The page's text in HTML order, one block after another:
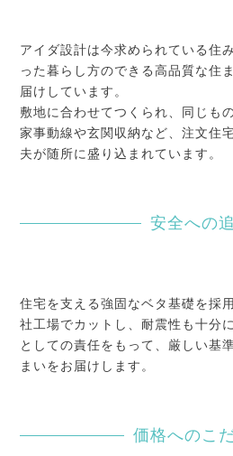
アイダ設計は今求められている住
った暮らし方のできる高品質な住
届けしています。
敷地に合わせてつくられ、同じも
家事動線や玄関収納など、注文住
夫が随所に盛り込まれています。
安全への
住宅を支える強固なベタ基礎を採
社工場でカットし、耐震性も十分
としての責任をもって、厳しい基
まいをお届けします。
価格へのこ